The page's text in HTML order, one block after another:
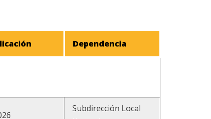
Dependencia
Subdirección Local